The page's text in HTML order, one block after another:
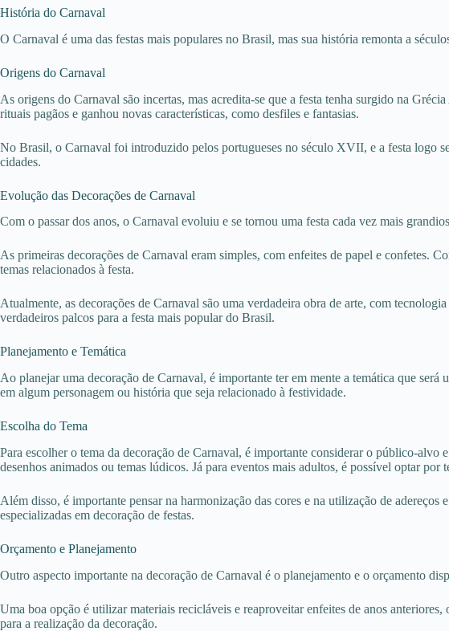
História do Carnaval
O Carnaval é uma das festas mais populares no Brasil, mas sua história remonta a
Origens do Carnaval
As origens do Carnaval são incertas, mas acredita-se que a festa tenha surgido na
rituais pagãos e ganhou novas características, como desfiles e fantasias.
No Brasil, o Carnaval foi introduzido pelos portugueses no século XVII, e a festa logo
cidades.
Evolução das Decorações de Carnaval
Com o passar dos anos, o Carnaval evoluiu e se tornou uma festa cada vez mais
As primeiras decorações de Carnaval eram simples, com enfeites de papel e confetes.
temas relacionados à festa.
Atualmente, as decorações de Carnaval são uma verdadeira obra de arte, com
verdadeiros palcos para a festa mais popular do Brasil.
Planejamento e Temática
Ao planejar uma decoração de Carnaval, é importante ter em mente a temática que
em algum personagem ou história que seja relacionado à festividade.
Escolha do Tema
Para escolher o tema da decoração de Carnaval, é importante considerar o público-
desenhos animados ou temas lúdicos. Já para eventos mais adultos, é possível optar por
Além disso, é importante pensar na harmonização das cores e na utilização de
especializadas em decoração de festas.
Orçamento e Planejamento
Outro aspecto importante na decoração de Carnaval é o planejamento e o orçamento
Uma boa opção é utilizar materiais recicláveis e reaproveitar enfeites de anos
para a realização da decoração.